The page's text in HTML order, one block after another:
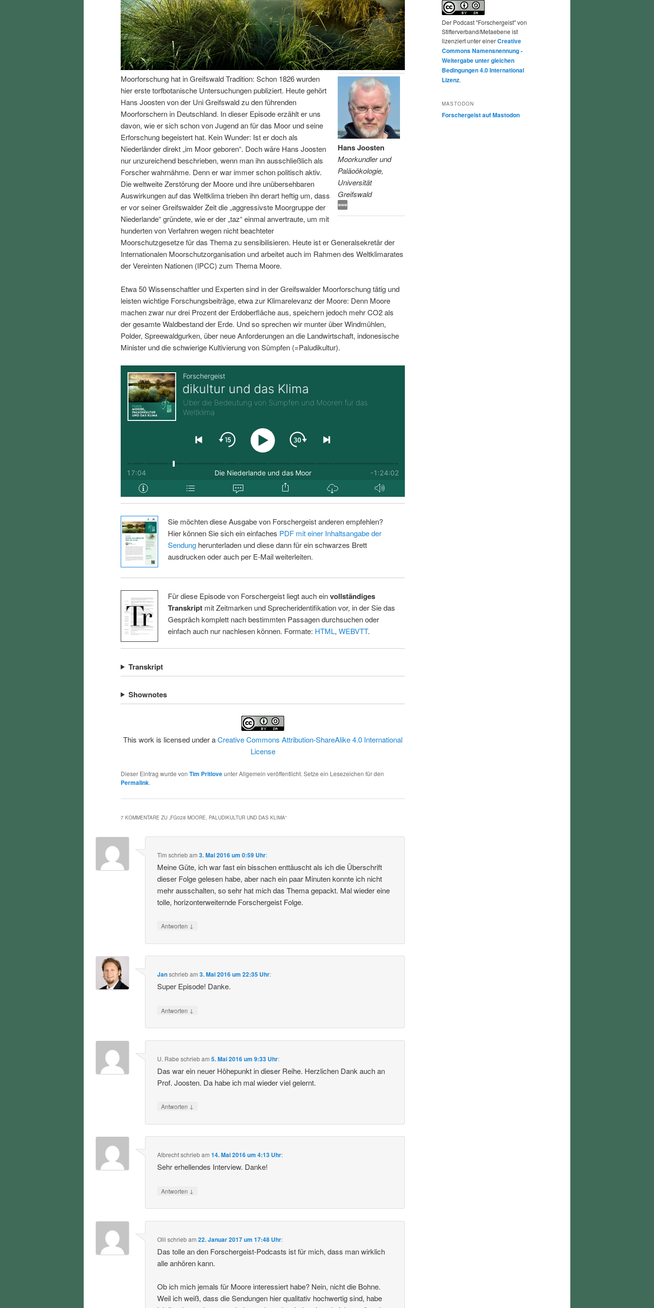
I
n
h
a
t
r
i
n
e
n
e
n
I
n
a
s
p
r
n
g
e
n
Hans Joosten
Moorkundler und
Paläoökologie,
Universität
Greifswald
Moorforschung hat in Greifswald Tradition: Schon 1826 wurden
hier erste torfbotanische Untersuchungen publiziert. Heute gehört
Hans Joosten von der Uni Greifswald zu den führenden
Moorforschern in Deutschland. In dieser Episode erzählt er uns
davon, wie er sich schon von Jugend an für das Moor und seine
Erforschung begeistert hat. Kein Wunder: Ist er doch als
Niederländer direkt „im Moor geboren“. Doch wäre Hans Joosten
nur unzureichend beschrieben, wenn man ihn ausschließlich als
Forscher wahrnähme. Denn er war immer schon politisch aktiv.
Die weltweite Zerstörung der Moore und ihre unübersehbaren
Auswirkungen auf das Weltklima trieben ihn derart heftig um, dass
er vor seiner Greifswalder Zeit die „aggressivste Moorgruppe der
Niederlande“ gründete, wie er der „taz“ einmal anvertraute, um mit
hunderten von Verfahren wegen nicht beachteter
Moorschutzgesetze für das Thema zu sensibilisieren. Heute ist er Generalsekretär der
Internationalen Moorschutzorganisation und arbeitet auch im Rahmen des Weltklimarates
der Vereinten Nationen (IPCC) zum Thema Moore.
Etwa 50 Wissenschaftler und Experten sind in der Greifswalder Moorforschung tätig und
leisten wichtige Forschungsbeiträge, etwa zur Klimarelevanz der Moore: Denn Moore
machen zwar nur drei Prozent der Erdoberfläche aus, speichern jedoch mehr CO2 als
der gesamte Waldbestand der Erde. Und so sprechen wir munter über Windmühlen,
Polder, Spreewaldgurken, über neue Anforderungen an die Landwirtschaft, indonesische
Minister und die schwierige Kultivierung von Sümpfen (=Paludikultur).
Sie möchten diese Ausgabe von Forschergeist anderen empfehlen?
Hier können Sie sich ein einfaches PDF mit einer Inhaltsangabe der
Sendungherunterladen und diese dann für ein schwarzes Brett
ausdrucken oder auch per E-Mail weiterleiten.
Für diese Episode von Forschergeist liegt auch einvollständiges
Transkriptmit Zeitmarken und Sprecheridentifikation vor, in der Sie das
Gespräch komplett nach bestimmten Passagen durchsuchen oder
einfach auch nur nachlesen können. Formate: HTML, WEBVTT.
Transkript
Shownotes
This work is licensed under aCreative Commons Attribution-ShareAlike 4.0 International
License
Dieser Eintrag wurde von Tim Pritloveunter Allgemein veröffentlicht. Setze ein Lesezeichen für den
Permalink.
7 KOMMENTARE ZU „ FG028 MOORE, PALUDIKULTUR UND DAS KLIMA“
Tim schriebam3. Mai 2016 um 0:59 Uhr:
Meine Güte, ich war fast ein bisschen enttäuscht als ich die Überschrift
dieser Folge gelesen habe, aber nach ein paar Minuten konnte ich nicht
mehr ausschalten, so sehr hat mich das Thema gepackt. Mal wieder eine
tolle, horizonterweiternde Forschergeist Folge.
Antworten ↓
Janschriebam3. Mai 2016 um 22:35 Uhr:
Super Episode! Danke.
Antworten ↓
U. Rabe schriebam5. Mai 2016 um 9:33 Uhr:
Das war ein neuer Höhepunkt in dieser Reihe. Herzlichen Dank auch an
Prof. Joosten. Da habe ich mal wieder viel gelernt.
Antworten ↓
Albrechtschriebam14. Mai 2016 um 4:13 Uhr:
Sehr erhellendes Interview. Danke!
Antworten ↓
Olli schriebam22. Januar 2017 um 17:48 Uhr:
Das tolle an den Forschergeist-Podcasts ist für mich, dass man wirklich
alle anhören kann.
Ob ich mich jemals für Moore interessiert habe? Nein, nicht die Bohne.
Weil ich weiß, dass die Sendungen hier qualitativ hochwertig sind, habe
Der Podcast "Forschergeist" von
Stifterverband/Metaebene ist
lizenziert unter einerCreative
Commons Namensnennung -
Weitergabe unter gleichen
Bedingungen 4.0 International
Lizenz.
MASTODON
Forschergeist auf Mastodon